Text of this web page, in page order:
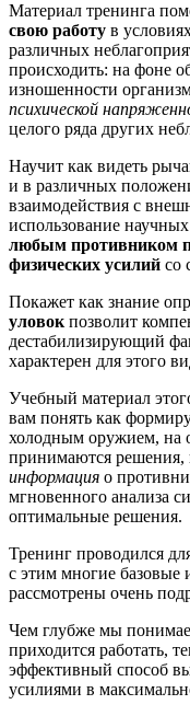
Материал тренинга
свою работу в
различных
происходить: на фоне
изношенности
психической
целого ряда других
Научит как видеть
и в различных
взаимодействия с
использование
любым противником
физических усилий со
Покажет как знание
уловок позволит
дестабилизирующий
характерен для этого
Учебный материал
вам понять как
холодным оружием, на
принимаются решения,
информация о
мгновенного анализа
оптимальные решения.
Тренинг проводился
с этим многие
рассмотрены очень
Чем глубже мы
приходится работать,
эффективный способ
усилиями в